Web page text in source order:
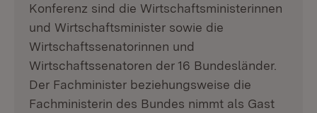
Konferenz sind die Wirtschaftsministerinnen
und Wirtschaftsminister sowie die
Wirtschaftssenatorinnen und
Wirtschaftssenatoren der 16 Bundesländer.
Der Fachminister beziehungsweise die
Fachministerin des Bundes nimmt als Gast